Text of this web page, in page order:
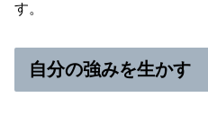
す。
自分の強みを生かす